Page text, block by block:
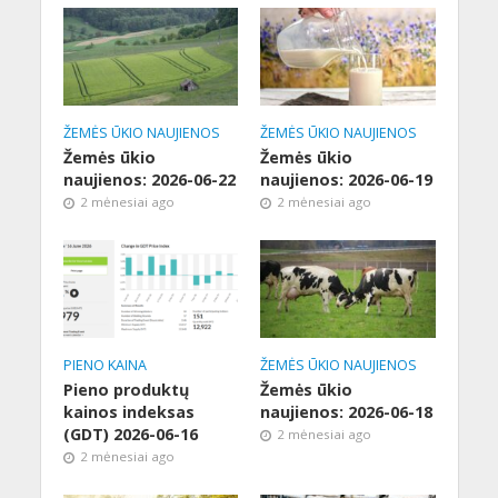
ŽEMĖS ŪKIO NAUJIENOS
Žemės ūkio
naujienos: 2026-06-22
2 mėnesiai ago
ŽEMĖS ŪKIO NAUJIENOS
Žemės ūkio
naujienos: 2026-06-19
2 mėnesiai ago
PIENO KAINA
Pieno produktų
kainos indeksas
(GDT) 2026-06-16
2 mėnesiai ago
ŽEMĖS ŪKIO NAUJIENOS
Žemės ūkio
naujienos: 2026-06-18
2 mėnesiai ago